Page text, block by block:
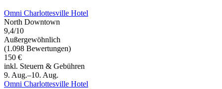
Omni Charlottesville Hotel
North Downtown
9,4/10
Außergewöhnlich
(1.098 Bewertungen)
150 €
inkl. Steuern & Gebühren
9. Aug.–10. Aug.
Omni Charlottesville Hotel